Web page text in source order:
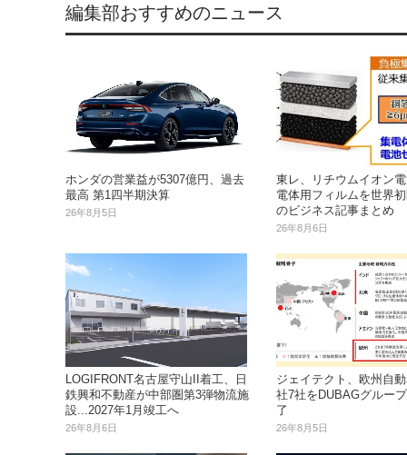
編集部おすすめのニュース
ホンダの営業益が5307億円、過去
最高 第1四半期決算
26年8月5日
東レ、リチウムイオン
電体用フィルムを世界
のビジネス記事まとめ
26年8月6日
LOGIFRONT名古屋守山II着工、日
鉄興和不動産が中部圏第3弾物流施
設...2027年1月竣工へ
26年8月6日
ジェイテクト、欧州自
社7社をDUBAGグルー
了
26年8月5日